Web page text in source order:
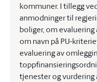
kommuner. I tillegg
anmodninger til
boliger, om
om navn på PU-
evaluering av
tjenester og